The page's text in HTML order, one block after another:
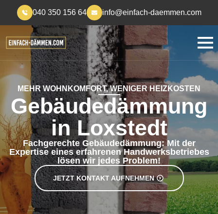
040 350 156 64 info@einfach-daemmen.com
MEHR WOHNKOMFORT, WENIGER HEIZKOSTEN
Gebäudedämmung
in Loxstedt
Fachgerechte Gebäudedämmung: Mit der
Expertise eines erfahrenen Handwerksbetriebes
lösen wir jedes Problem!
JETZT KONTAKT AUFNEHMEN